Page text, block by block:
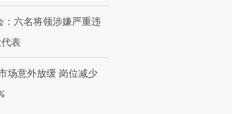
：六名将领涉嫌严重违
表
场意外放缓 岗位减少